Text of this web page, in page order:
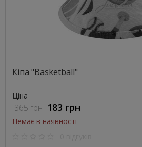
Кіпа "Basketball"
Ціна
365 грн 183 грн
Немає в наявності